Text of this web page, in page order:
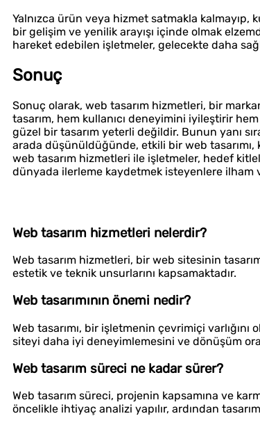
Yalnızca ürün veya hizmet satmakla kalmayıp,
bir gelişim ve yenilik arayışı içinde olmak
hareket edebilen işletmeler, gelecekte daha
Sonuç
Sonuç olarak, web tasarım hizmetleri, bir
tasarım, hem kullanıcı deneyimini iyileştirir
güzel bir tasarım yeterli değildir. Bunun yanı
arada düşünüldüğünde, etkili bir web tasarımı,
web tasarım hizmetleri ile işletmeler, hedef
dünyada ilerleme kaydetmek isteyenlere ilham
Web tasarım hizmetleri nelerdir?
Web tasarım hizmetleri, bir web sitesinin
estetik ve teknik unsurlarını kapsamaktadır.
Web tasarımının önemi nedir?
Web tasarımı, bir işletmenin çevrimiçi
siteyi daha iyi deneyimlemesini ve dönüşüm
Web tasarım süreci ne kadar sürer?
Web tasarım süreci, projenin kapsamına ve
öncelikle ihtiyaç analizi yapılır, ardından